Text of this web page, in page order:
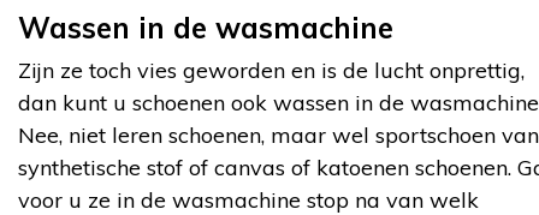
Wassen in de wasmachine
Zijn ze toch vies geworden en is de lucht onprettig,
dan kunt u schoenen ook wassen in de
Nee, niet leren schoenen, maar wel sportschoen van
synthetische stof of canvas of katoenen schoenen.
voor u ze in de wasmachine stop na van welk